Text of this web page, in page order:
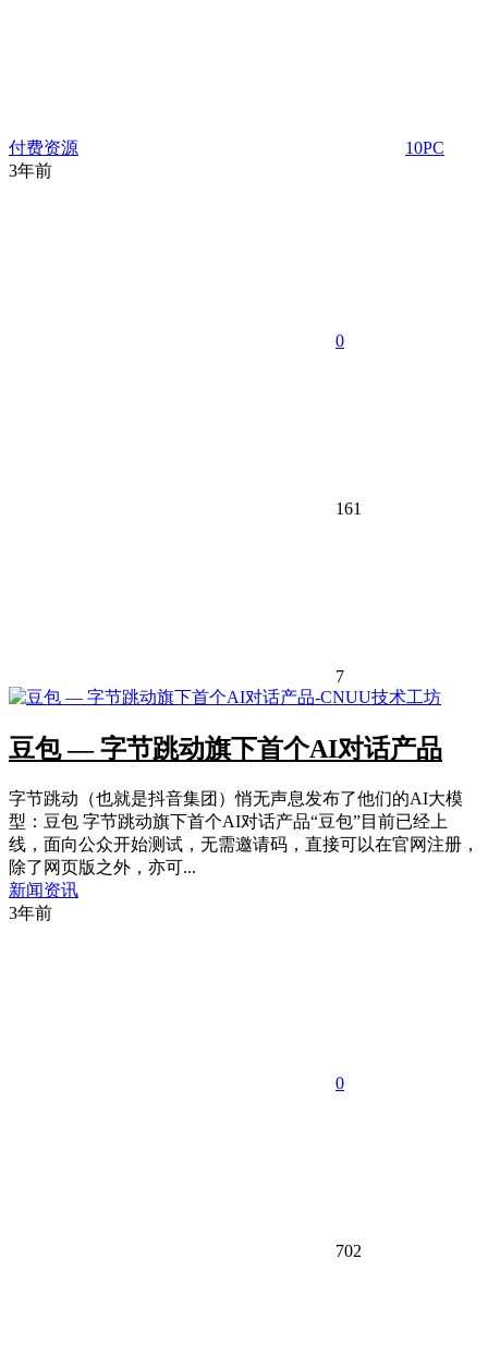
付费资源 10PC
3年前
0
161
7
豆包 — 字节跳动旗下首个AI对话产品
字节跳动（也就是抖音集团）悄无声息发布了他们的AI大模
型：豆包 字节跳动旗下首个AI对话产品“豆包”目前已经上
线，面向公众开始测试，无需邀请码，直接可以在官网注册，
除了网页版之外，亦可...
新闻资讯
3年前
0
702